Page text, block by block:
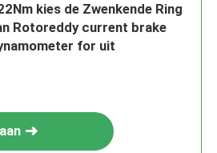
kies de Zwenkende Ring
Rotoreddy current brake
for uit